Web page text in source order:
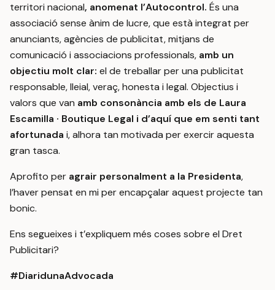
territori nacional, anomenat l’Autocontrol. És una
associació sense ànim de lucre, que està integrat per
anunciants, agències de publicitat, mitjans de
comunicació i associacions professionals, amb un
objectiu molt clar: el de treballar per una publicitat
responsable, lleial, veraç, honesta i legal. Objectius i
valors que van amb consonància amb els de Laura
Escamilla · Boutique Legal i d’aquí que em senti tant
afortunada i, alhora tan motivada per exercir aquesta
gran tasca.
Aprofito per agrair personalment a la Presidenta,
l’haver pensat en mi per encapçalar aquest projecte tan
bonic.
Ens segueixes i t’expliquem més coses sobre el Dret
Publicitari?
#DiaridunaAdvocada